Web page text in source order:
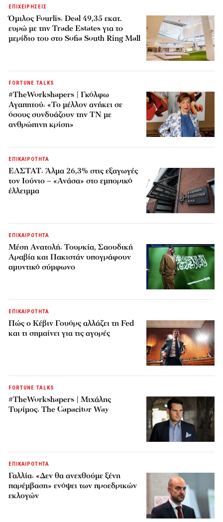
ΕΠΙΧΕΙΡΗΣΕΙΣ
Όμιλος Fourlis: Deal 49,35 εκατ.
ευρώ με την Trade Estates για το
μερίδιο του στο Sofia South Ring Mall
FORTUNE TALKS
#TheWorkshapers | Γκόλφω
Αγαπητού: «Το μέλλον ανήκει σε
όσους συνδυάζουν την ΤΝ με
ανθρώπινη κρίση»
ΕΠΙΚΑΙΡΟΤΗΤΑ
ΕΛΣΤΑΤ: Άλμα 26,3% στις εξαγωγές
τον Ιούνιο – «Ανάσα» στο εμπορικό
έλλειμμα
ΕΠΙΚΑΙΡΟΤΗΤΑ
Μέση Ανατολή: Τουρκία, Σαουδική
Αραβία και Πακιστάν υπογράφουν
αμυντικό σύμφωνο
ΕΠΙΚΑΙΡΟΤΗΤΑ
Πώς ο Κέβιν Γουόρς αλλάζει τη Fed
και τι σημαίνει για τις αγορές
FORTUNE TALKS
#TheWorkshapers | Μιχάλης
Τυρίμος: The Capacitor Way
ΕΠΙΚΑΙΡΟΤΗΤΑ
Γαλλία: «Δεν θα ανεχθούμε ξένη
παρέμβαση» ενόψει των προεδρικών
εκλογών